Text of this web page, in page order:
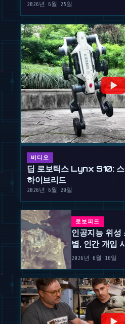
2026년 6월 25일
비디오
딥 로보틱스 Lynx S10: 스
하이브리드
2026년 6월 20일
로보피드
인공지능 위성
별, 인간 개입
2026년 6월 16일